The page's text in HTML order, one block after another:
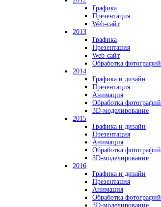
Графика
Презентация
Web-сайт
2013
Графика
Презентация
Web-сайт
Обработка фотографий
2014
Графика и дизайн
Презентация
Анимация
Обработка фотографий
3D-моделирование
2015
Графика и дизайн
Презентация
Анимация
Обработка фотографий
3D-моделирование
2016
Графика и дизайн
Презентация
Анимация
Обработка фотографий
3D-моделирование